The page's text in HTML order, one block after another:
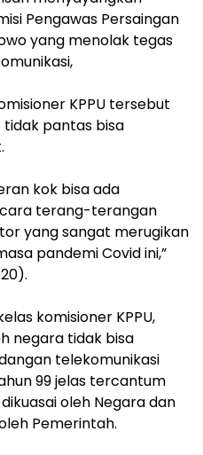
Pengawas Persaingan
yang menolak tegas
KPPU tersebut
pantas bisa
kok bisa ada
terang-terangan
yang sangat merugikan
pandemi Covid ini,”
komisioner KPPU,
negara tidak bisa
telekomunikasi
99 jelas tercantum
oleh Negara dan
Pemerintah.